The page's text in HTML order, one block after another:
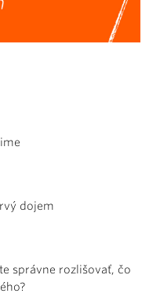
dojem
správne rozlišovať, čo